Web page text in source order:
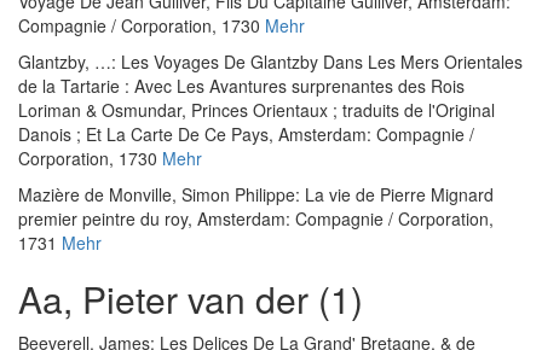
Compagnie / Corporation, 1730 Mehr
Glantzby, …: Les Voyages De Glantzby Dans Les Mers Orientales
de la Tartarie : Avec Les Avantures surprenantes des Rois
Loriman & Osmundar, Princes Orientaux ; traduits de l'Original
Danois ; Et La Carte De Ce Pays, Amsterdam: Compagnie /
Corporation, 1730 Mehr
Mazière de Monville, Simon Philippe: La vie de Pierre Mignard
premier peintre du roy, Amsterdam: Compagnie / Corporation,
1731 Mehr
Aa, Pieter van der (1)
Beeverell, James: Les Delices De La Grand' Bretagne, & de